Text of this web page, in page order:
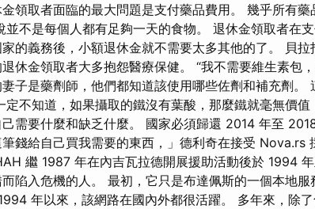
領取者面臨的最大問題是支付藥品費用。 幾乎所有
並不是每個人都有足夠一天的食物。 退休金領取者在
的義務後，小額退休金就不需要太多其他的了。 貝
休金領取者大多抱怨醫療保健。 “我不需要維生素包
妻子是藥劑師，他們都知道該使用哪些佐劑和補充劑
定不知道，如果攝取的鐵沒有葉酸，那麼鐵就毫無價
需要什麼和缺乏什麼。 國家必須歸還 2014 年至
筆錢給自己買我需要的東西，」德利奇在接受 Nova.rs
繼 1987 年在內吉瓦拉德開展援助活動後於 1994
陷入危機的人。 最初，它只是布達佩​​斯的一個本地
年以來，該網路在國內外都很活躍。 多年來，除